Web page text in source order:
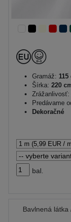
Gramáž: 115
Šírka: 220
Zrážanlivosť:
Predávame
Dekoračné
bal.
Bavlnená